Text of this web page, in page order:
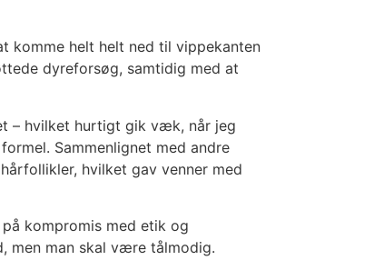
komme helt helt ned til vippekanten
dyreforsøg, samtidig med at
– hvilket hurtigt gik væk, når jeg
Sammenlignet med andre
hvilket gav venner med
kompromis med etik og
men man skal være tålmodig.